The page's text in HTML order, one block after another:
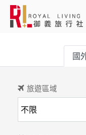
國
旅遊區域